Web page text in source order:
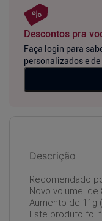
Descontos pra
Faça login para
personalizados e
Descrição
Recomendado
Novo volume: de
Aumento de 11g
Este produto foi